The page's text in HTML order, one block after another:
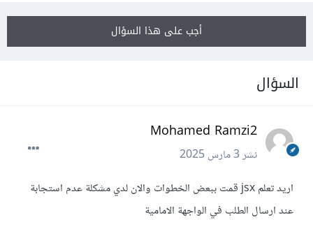
أجب على هذا السؤال
السؤال
Mohamed Ramzi2
نشر3 مارس 2025
اريد تعلم jsx قمت ببعض الخطوات والان لدي مشكلة عدم استجابة
عند ارسال الطلب في الواجهة الامامية